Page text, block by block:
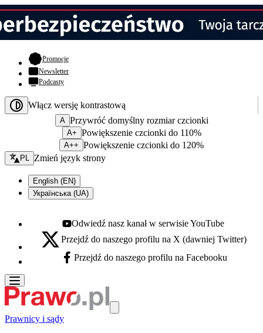
Promocje- otwiera się w nowej karcie
Newsletter
Podcasty
Włącz wersję kontrastową
A Przywróć domyślny rozmiar czcionki
A+ Powiększenie czcionki do 110%
A++ Powiększenie czcionki do 120%
Zmień język - bieżący:
PL Zmień język strony
English (EN)
Українська (UA)
Youtube - otwiera się w nowej karcie
Odwiedź nasz kanał w serwisie YouTube
X - otwiera się w nowej karcie
Przejdź do naszego profilu na X (dawniej Twitter)
Facebook - otwiera się w nowej karcie
Przejdź do naszego profilu na Facebooku
Prawnicy i sądy